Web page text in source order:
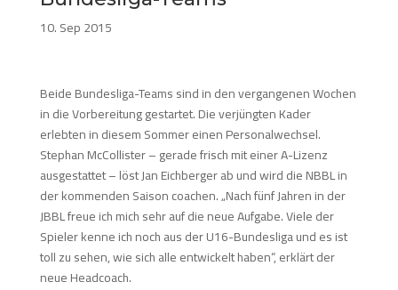
10. Sep 2015
Beide Bundesliga-Teams sind in den vergangenen Wochen
in die Vorbereitung gestartet. Die verjüngten Kader
erlebten in diesem Sommer einen Personalwechsel.
Stephan McCollister – gerade frisch mit einer A-Lizenz
ausgestattet – löst Jan Eichberger ab und wird die NBBL in
der kommenden Saison coachen. „Nach fünf Jahren in der
JBBL freue ich mich sehr auf die neue Aufgabe. Viele der
Spieler kenne ich noch aus der U16-Bundesliga und es ist
toll zu sehen, wie sich alle entwickelt haben“, erklärt der
neue Headcoach.